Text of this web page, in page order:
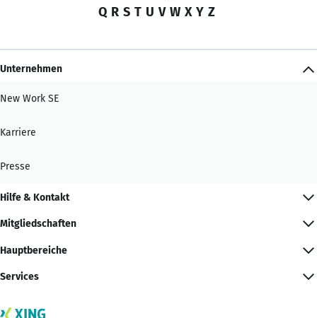
Q R S T U V W X Y Z
Unternehmen
New Work SE
Karriere
Presse
Hilfe & Kontakt
Mitgliedschaften
Hauptbereiche
Services